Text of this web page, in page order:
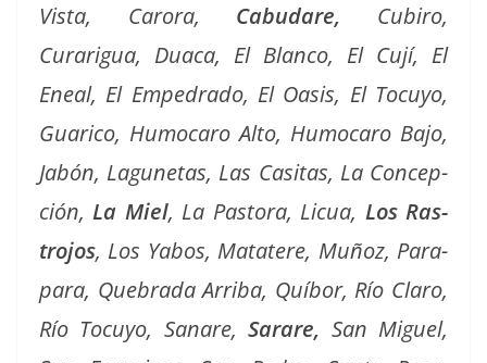
Vista, Caro­ra, Cabu­dare, Cubiro,
Curarigua, Dua­ca, El Blan­co, El Cují, El
Eneal, El Empe­dra­do, El Oasis, El Tocuyo,
Guari­co, Humo­caro Alto, Humo­caro Bajo,
Jabón, Lagune­tas, Las Casitas, La Con­cep­
ción,La Miel, La Pas­to­ra, Licua, Los Ras­
tro­jos, Los Yabos, Matatere, Muñoz, Para­
para, Que­bra­da Arri­ba, Quí­bor, Río Claro,
Río Tocuyo, Sanare,Sarare, San Miguel,